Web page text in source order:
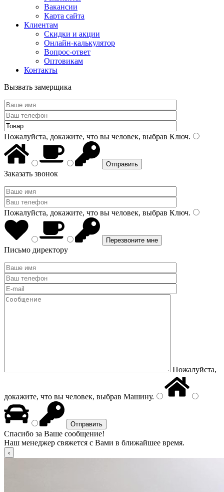
Вакансии
Карта сайта
Клиентам
Скидки и акции
Онлайн-калькулятор
Вопрос-ответ
Оптовикам
Контакты
Вызвать замерщика
Пожалуйста, докажите, что вы человек, выбрав Ключ.
Заказать звонок
Пожалуйста, докажите, что вы человек, выбрав Ключ.
Письмо директору
Пожалуйста,
докажите, что вы человек, выбрав Машину.
Спасибо за Ваше сообщение!
Наш менеджер свяжется с Вами в ближайшее время.